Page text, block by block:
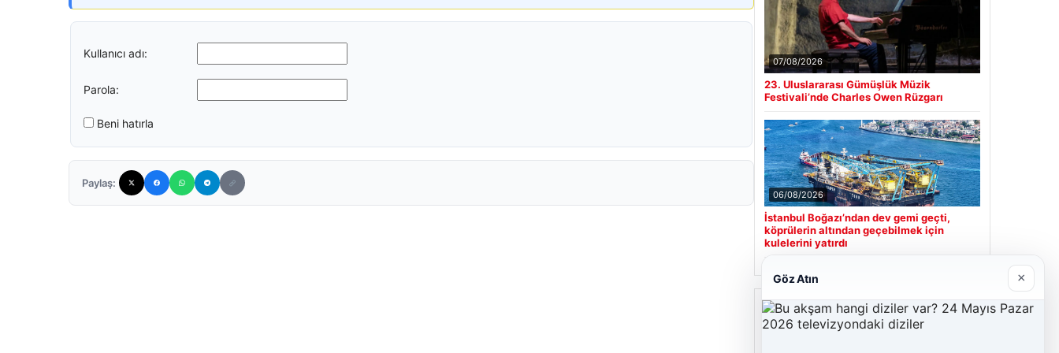
Kullanıcı adı:
Parola:
Beni hatırla
Paylaş:
07/08/2026
23. Uluslararası Gümüşlük Müzik
Festivali’nde Charles Owen Rüzgarı
06/08/2026
İstanbul Boğazı’ndan dev gemi geçti,
köprülerin altından geçebilmek için
kulelerini yatırdı
Son Eklenen Firmalar
Göz Atın ×